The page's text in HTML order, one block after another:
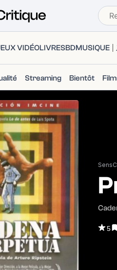
VIDÉOLIVRESBDMUSIQUE
Streaming Bientôt
5